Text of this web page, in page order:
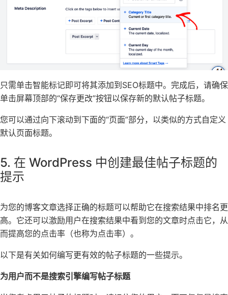
只需单击智能标记即可将其添加到SEO标题中。完成后，请确保
单击屏幕顶部的“保存更改”按钮以保存新的默认帖子标题。
您可以通过向下滚动到下面的“页面”部分，以类似的方式自定义
默认页面标题。
5. 在 WordPress 中创建最佳帖子标题的
提示
为您的博客文章选择正确的标题可以帮助它在搜索结果中排名更
高。它还可以激励用户在搜索结果中看到您的文章时点击它，从
而提高您的点击率（也称为点击率）。
以下是有关如何编写更有效的帖子标题的一些提示。
为用户而不是搜索引擎编写帖子标题